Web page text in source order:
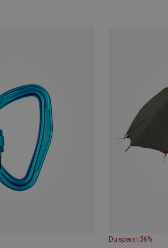
Du sparst 36%